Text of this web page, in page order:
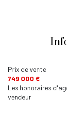
Prix de vente
749 000 €
Les honoraires
vendeur